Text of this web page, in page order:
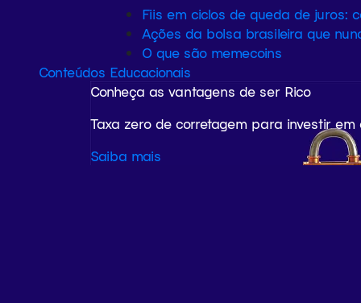
Fiis em ciclos de queda de juros:
Ações da bolsa brasileira que
O que são memecoins
Conteúdos Educacionais
Conheça as vantagens de ser Rico
Taxa zero de corretagem para investir
Saiba mais